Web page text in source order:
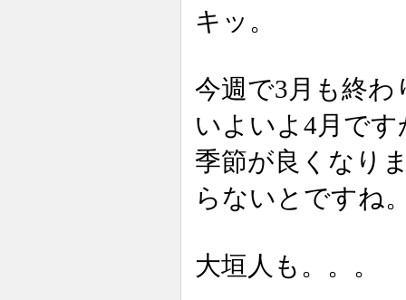
キッ。
今週で3月も終わ
いよいよ4月です
季節が良くなり
らないとですね
大垣人も。。。